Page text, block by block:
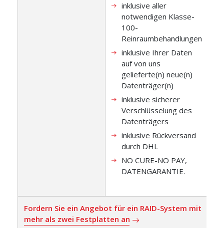
inklusive aller
notwendigen Klasse-
100-
Reinraumbehandlungen
inklusive Ihrer Daten
auf von uns
gelieferte(n) neue(n)
Datenträger(n)
inklusive sicherer
Verschlüsselung des
Datenträgers
inklusive Rückversand
durch DHL
NO CURE-NO PAY,
DATENGARANTIE.
Fordern Sie ein Angebot für ein RAID-System mit
mehr als zwei Festplatten an